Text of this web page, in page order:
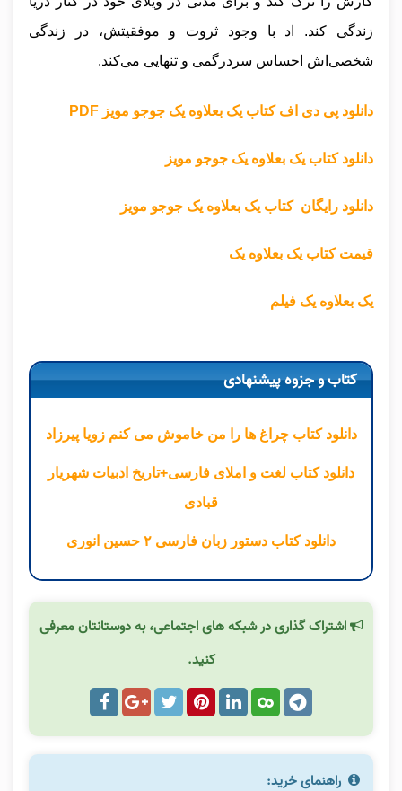
زندگی کند. اد با وجود ثروت و موفقیتش، در زندگی
شخصی‌اش احساس سردرگمی و تنهایی می‌کند.
دانلود پی دی اف کتاب یک بعلاوه یک جوجو مویز PDF
دانلود کتاب یک بعلاوه یک جوجو مویز
دانلود رایگان کتاب یک بعلاوه یک جوجو مویز
قیمت کتاب یک بعلاوه یک
یک بعلاوه یک فیلم
کتاب و جزوه پیشنهادی
دانلود کتاب چراغ ها را من خاموش می کنم زویا پیرزاد
دانلود کتاب لغت و املای فارسی+تاریخ ادبیات شهریار
قبادی
دانلود کتاب دستور زبان فارسی ۲ حسین انوری
اشتراک گذاری در شبکه های اجتماعی، به دوستانتان معرفی
کنید.
راهنمای خرید: